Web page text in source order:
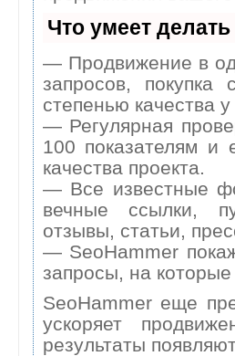
Что умеет
— Продвижение в
запросов,
степенью качества
— Регулярная
100 показателям и
качества проекта.
— Все известные
вечные ссылки,
отзывы, статьи,
— SeoHammer
запросы, на
SeoHammer еще
ускоряет
результаты